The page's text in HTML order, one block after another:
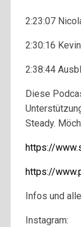
2:23:07
2:30:16
2:38:44
Diese
Steady.
https://
https://
Infos und
Instagram: